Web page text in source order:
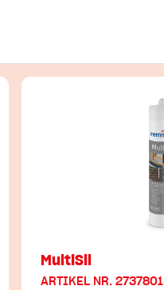
MultiSil
ARTIKEL NR. 2737801